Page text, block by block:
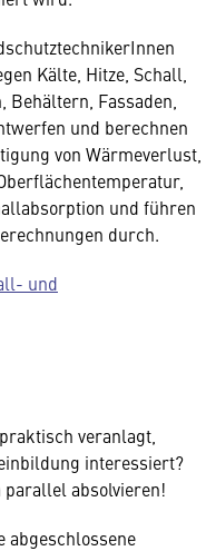
Kälte, Hitze, Schall,
Behältern, Fassaden,
und berechnen
von Wärmeverlust,
und führen
durch.
und
veranlagt,
interessiert?
absolvieren!
abgeschlossene